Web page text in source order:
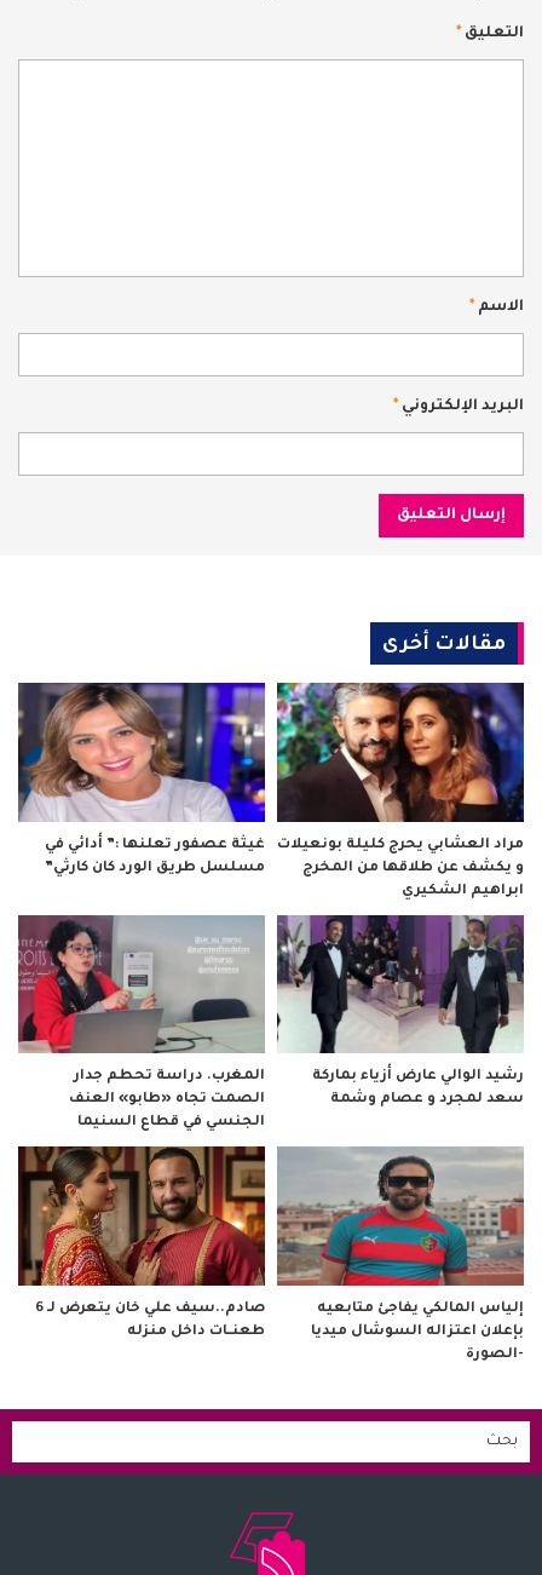
التعليق *
الاسم *
البريد الإلكتروني *
مقالات أخرى
مراد العشابي يحرج كليلة بونعيلات
و يكشف عن طلاقها من المخرج
ابراهيم الشكيري
غيثة عصفور تعلنها :” أدائي في
مسلسل طريق الورد كان كارثي”
رشيد الوالي عارض أزياء بماركة
سعد لمجرد و عصام وشمة
المغرب. دراسة تحطم جدار
الصمت تجاه «طابو» العنف
الجنسي في قطاع السنيما
إلياس المالكي يفاجئ متابعيه
بإعلان اعتزاله السوشال ميديا
-الصورة
صادم..سيف علي خان يتعرض لـ 6
طعنــات داخل منزله